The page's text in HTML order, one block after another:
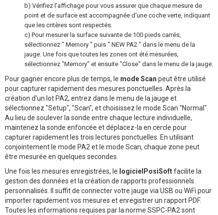
b) Vérifiez l'affichage pour vous assurer que chaque mesure de
point et de surface est accompagnée d'une coche verte, indiquant
que les critères sont respectés.
c) Pour mesurer la surface suivante de 100 pieds carrés,
sélectionnez " Memory " puis " NEW PA2 " dans le menu de la
jauge. Une fois que toutes les zones ont été mesurées,
sélectionnez "Memory" et ensuite "Close" dans le menu de la jauge.
Pour gagner encore plus de temps, le mode Scan peut être utilisé
pour capturer rapidement des mesures ponctuelles. Après la
création d'un lot PA2, entrez dans le menu de la jauge et
sélectionnez "Setup", "Scan", et choisissez le mode Scan "Normal".
Au lieu de soulever la sonde entre chaque lecture individuelle,
maintenez la sonde enfoncée et déplacez-la en cercle pour
capturer rapidement les trois lectures ponctuelles. En utilisant
conjointement le mode PA2 et le mode Scan, chaque zone peut
être mesurée en quelques secondes.
Une fois les mesures enregistrées, le logicielPosiSoftfacilite la
gestion des données et la création de rapports professionnels
personnalisés. Il suffit de connecter votre jauge via USB ou WiFi pour
importer rapidement vos mesures et enregistrer un rapport PDF.
Toutes les informations requises par la norme SSPC-PA2 sont